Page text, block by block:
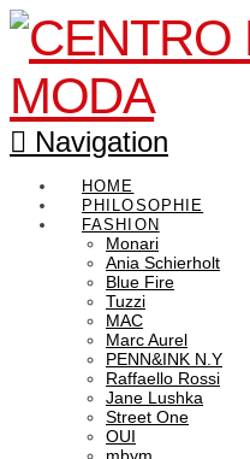
Navigation
HOME
PHILOSOPHIE
FASHION
Monari
Ania Schierholt
Blue Fire
Tuzzi
MAC
Marc Aurel
PENN&INK N.Y
Raffaello Rossi
Jane Lushka
Street One
OUI